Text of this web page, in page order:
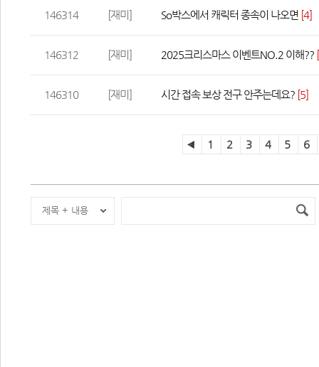
146314 [재미] So박스에서 캐릭터 종속이 나오면 [4]
146312 [재미] 2025크리스마스 이벤트NO.2 이해??
146310 [재미] 시간 접속 보상 전구 안주는데요? [5]
1 2 3 4 5 6
제목 + 내용